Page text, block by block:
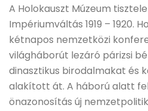
A Holokauszt Múzeum
Impériumváltás 1919 – 1920.
kétnapos nemzetközi
világháborút lezáró párizsi
dinasztikus birodalmakat és
alakított át. A háború alatt
önazonosítás új